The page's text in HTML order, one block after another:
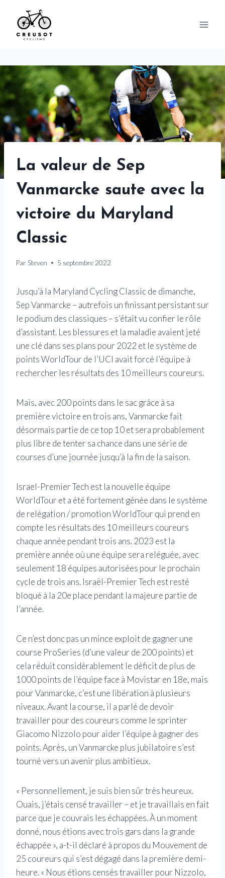
content
La valeur de Sep
Vanmarcke saute avec la
victoire du Maryland
Classic
Par Steven 5 septembre 2022
Jusqu’à la Maryland Cycling Classic de dimanche,
Sep Vanmarcke – autrefois un finissant persistant sur
le podium des classiques – s’était vu confier le rôle
d’assistant. Les blessures et la maladie avaient jeté
une clé dans ses plans pour 2022 et le système de
points WorldTour de l’UCI avait forcé l’équipe à
rechercher les résultats des 10 meilleurs coureurs.
Mais, avec 200 points dans le sac grâce à sa
première victoire en trois ans, Vanmarcke fait
désormais partie de ce top 10 et sera probablement
plus libre de tenter sa chance dans une série de
courses d’une journée jusqu’à la fin de la saison.
Israel-Premier Tech est la nouvelle équipe
WorldTour et a été fortement gênée dans le système
de relégation / promotion WorldTour qui prend en
compte les résultats des 10 meilleurs coureurs
chaque année pendant trois ans. 2023 est la
première année où une équipe sera reléguée, avec
seulement 18 équipes autorisées pour le prochain
cycle de trois ans. Israël-Premier Tech est resté
bloqué à la 20e place pendant la majeure partie de
l’année.
Ce n’est donc pas un mince exploit de gagner une
course ProSeries (d’une valeur de 200 points) et
cela réduit considérablement le déficit de plus de
1000 points de l’équipe face à Movistar en 18e, mais
pour Vanmarcke, c’est une libération à plusieurs
niveaux. Avant la course, il a parlé de devoir
travailler pour des coureurs comme le sprinter
Giacomo Nizzolo pour aider l’équipe à gagner des
points. Après, un Vanmarcke plus jubilatoire s’est
tourné vers un avenir plus ambitieux.
« Personnellement, je suis bien sûr très heureux.
Ouais, j’étais censé travailler – et je travaillais en fait
parce que je couvrais les échappées. À un moment
donné, nous étions avec trois gars dans la grande
échappée », a-t-il déclaré à propos du Mouvement de
25 coureurs qui s’est dégagé dans la première demi-
heure. « Nous étions censés travailler pour Nizzolo,